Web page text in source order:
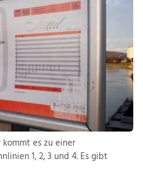
kommt es zu einer
1, 2, 3 und 4. Es gibt